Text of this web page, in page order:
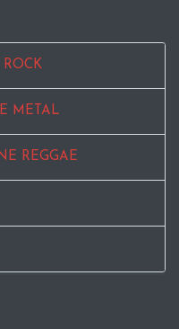
METAL
REGGAE